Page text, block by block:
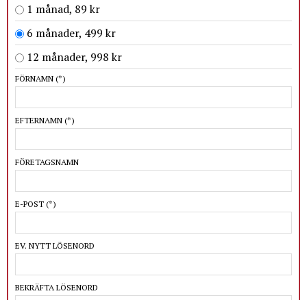
1 månad, 89 kr
6 månader, 499 kr
12 månader, 998 kr
FÖRNAMN (*)
EFTERNAMN (*)
FÖRETAGSNAMN
E-POST (*)
EV. NYTT LÖSENORD
BEKRÄFTA LÖSENORD